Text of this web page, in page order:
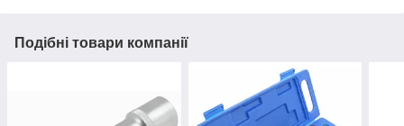
Подібні товари компанії